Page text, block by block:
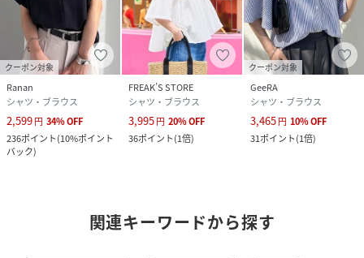
クーポン対象
Ranan
シャツ・ブラウス
2,599円 34%OFF
236ポイント(10%ポイント
バック)
FREAK’S STORE
シャツ・ブラウス
3,995円 20%OFF
36ポイント(1倍)
クーポン対象
GeeRA
シャツ・ブラウス
3,465円 10%OFF
31ポイント(1倍)
関連キーワードから探す